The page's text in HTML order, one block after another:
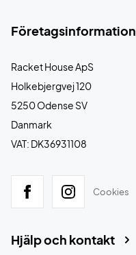
Företagsinformation
Racket House ApS
Holkebjergvej 120
5250 Odense SV
Danmark
VAT: DK36931108
Cookies
Hjälp och kontakt